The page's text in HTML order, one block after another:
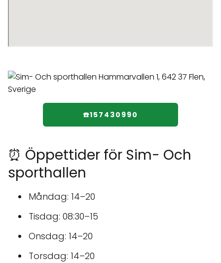
☎️157430990
⏰ Öppettider för Sim- Och
sporthallen
Måndag: 14–20
Tisdag: 08:30–15
Onsdag: 14–20
Torsdag: 14–20